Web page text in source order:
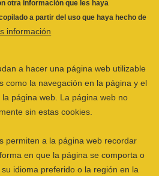
de la Casa Blanca. En
atrevería a comparar,
influencia, el actual peso
con el de James Cyriax
atrás, cuando el ilustre
británico generalizó la
la Fisoterapia con la
página web. La página web no
sin estas cookies.
permiten a la página web recordar
en que la página se comporta o
idioma preferido o la región en la
a los propietarios de páginas web